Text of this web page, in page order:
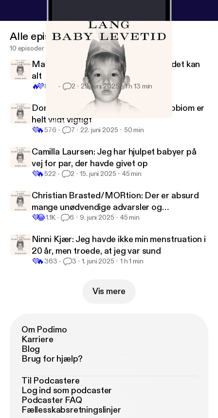
Malene Louise: Afsnittet om stress, det kan alt
Lang Baby Levetid
Alle episoder
10 episoder
Malene Louise: Afsnittet om stress, det kan
alt
🔥💜895 2 29. juni 2025 1 h 13 min
Dorthe Snejbjerg: Det vaginale mikrobiom er
helt vildt vigtigt
💜🔥 576 7 22. juni 2025 50 min
Camilla Laursen: Jeg har hjulpet babyer på
vej for par, der havde givet op
💜🔥 522 2 15. juni 2025 45 min
Christian Brasted/MORtion: Der er absurd
mange unødvendige advarsler og
restriktioner
💜😂1.1K 6 9. juni 2025 45 min
Ninni Kjær: Jeg havde ikke min menstruation i
20 år, men troede, at jeg var sund
💜🔥 363 3 1. juni 2025 1 h 1 min
Vis mere
Om Podimo
Karriere
Blog
Brug for hjælp?
Til Podcastere
Log ind som podcaster
Podcaster FAQ
Fællesskabsretningslinjer